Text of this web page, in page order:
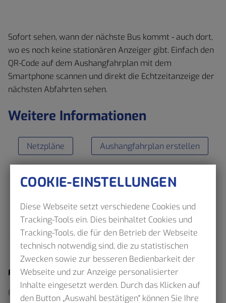
Sofort sehen, wann der nächste Bus kommt - auch dort,
wo es noch keine stationären Anzeiger gibt. Einfach den
QR-Code auf dem Aushangfahrplan mit dem
Smartphone scannen und direkt die Echtzeitanzeige der
nächsten Abfahrten sehen.
Weitere Informationen
Netzpläne Aushangfahrplan erstellen
Fahrplan
Fahrplanauskunft
COOKIE-EINSTELLUNGEN
Diese Webseite setzt verschiedene Cookies und
Tracking-Tools ein. Dies beinhaltet Cookies und
Tracking-Tools, die für den Betrieb der Webseite
technisch notwendig sind, die zu statistischen
Zwecken sowie zur besseren Bedienbarkeit der
Webseite und zur Anzeige personalisierter
Inhalte eingesetzt werden. Durch das Klicken auf
den Button „Auswahl bestätigen" können Sie Ihre